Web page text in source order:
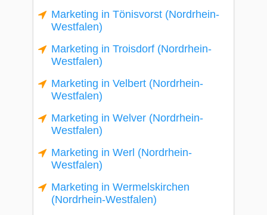
Marketing in Tönisvorst (Nordrhein-
Westfalen)
Marketing in Troisdorf (Nordrhein-
Westfalen)
Marketing in Velbert (Nordrhein-
Westfalen)
Marketing in Welver (Nordrhein-
Westfalen)
Marketing in Werl (Nordrhein-
Westfalen)
Marketing in Wermelskirchen
(Nordrhein-Westfalen)